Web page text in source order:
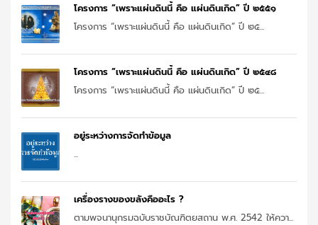
โครงการ “เพราะแผ่นดินนี้ คือ แผ่นดินเกิด” ปี ๒๕๕๑
โครงการ “เพราะแผ่นดินนี้ คือ แผ่นดินเกิด” ปี ๒๕...
โครงการ “เพราะแผ่นดินนี้ คือ แผ่นดินเกิด” ปี ๒๕๔๘
โครงการ “เพราะแผ่นดินนี้ คือ แผ่นดินเกิด” ปี ๒๕...
อยู่ระหว่างการจัดทำข้อมูล
...
เครื่องรางของขลังคืออะไร ?
ตามพจนานุกรมฉบับราชบัณฑิตยสถาน พ.ศ. 2542 ให้ควา...